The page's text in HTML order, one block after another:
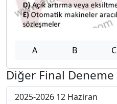
A B C
Diğer Final Deneme
2025-2026 12 Haziran